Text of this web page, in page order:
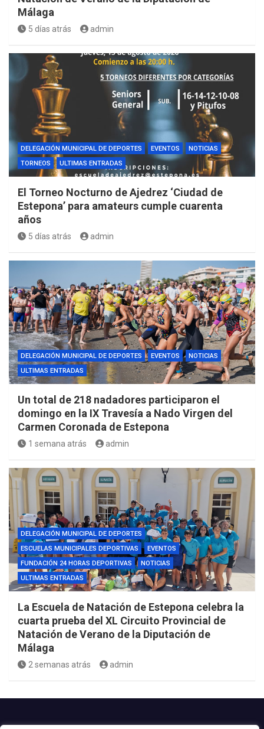
Málaga
5 días atrás admin
DELEGACIÓN MUNICIPAL DE DEPORTES EVENTOS
NOTICIAS
TORNEOS
ULTIMAS ENTRADAS
El Torneo Nocturno de Ajedrez ‘Ciudad de
Estepona’ para amateurs cumple cuarenta
años
5 días atrás admin
DELEGACIÓN MUNICIPAL DE DEPORTES EVENTOS
NOTICIAS
ULTIMAS ENTRADAS
Un total de 218 nadadores participaron el
domingo en la IX Travesía a Nado Virgen del
Carmen Coronada de Estepona
1 semana atrás admin
DELEGACIÓN MUNICIPAL DE DEPORTES
ESCUELAS MUNICIPALES DEPORTIVAS
EVENTOS
FUNDACIÓN 24 HORAS DEPORTIVAS
NOTICIAS
ULTIMAS ENTRADAS
La Escuela de Natación de Estepona celebra la
cuarta prueba del XL Circuito Provincial de
Natación de Verano de la Diputación de
Málaga
2 semanas atrás admin